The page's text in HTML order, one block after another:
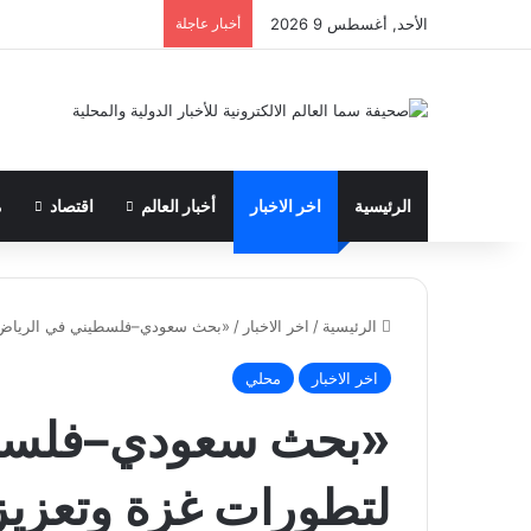
الأحد, أغسطس 9 2026 أخبار عاجلة
الرئيسية اخر الاخبار أخبار العالم اقتصاد
الرئيسية / اخر الاخبار / «بحث سعودي–فلسطيني في الرياض
اخر الاخبار محلي
«بحث
لتطورات غزة